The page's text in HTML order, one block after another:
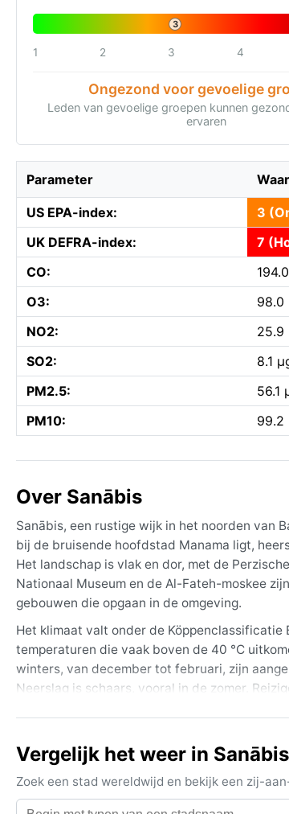
3
1 2 3 4
Ongezond voor gevoelige
Leden van gevoelige groepen kunnen
ervaren
Parameter
US EPA-index:
3
UK DEFRA-index:
7
CO:
O3:
98.0
NO2:
25.9
SO2:
8.1
PM2.5:
56.1
PM10:
99.2
Over Sanābis
Sanābis, een rustige wijk in het noorden van
bij de bruisende hoofdstad Manama ligt,
Het landschap is vlak en dor, met de
Nationaal Museum en de Al-Fateh-moskee
gebouwen die opgaan in de omgeving.
Het klimaat valt onder de Köppenclassificatie
temperaturen die vaak boven de 40 °C
winters, van december tot februari, zijn
Neerslag is schaars, vooral in de zomer.
opvallend weersfenomeen is de shamal, een
Ook zijn er soms hevige, korte onweersbuien
combinatie van droogte en vochtigheid voor
Vergelijk het weer in
Zoek een stad wereldwijd en bekijk een zij-